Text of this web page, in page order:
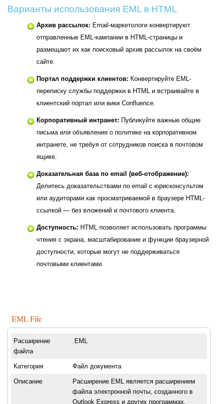
Варианты использования EML в HTML
Архив рассылок: Email-маркетологи конвертируют
отправленные EML-кампании в HTML-страницы и
размещают их как поисковый архив рассылок на своём
сайте.
Портал поддержки клиентов: Конвертируйте EML-
переписку службы поддержки в HTML и встраивайте в
клиентский портал или вики Confluence.
Корпоративный интранет: Публикуйте важные общие
письма или объявления о политике на корпоративном
интранете, не требуя от сотрудников поиска в почтовом
ящике.
Доказательная база по email (веб-отображение):
Делитесь доказательствами по email с юрисконсультом
или аудиторами как просматриваемой в браузере HTML-
ссылкой — без вложений и почтового клиента.
Доступность: HTML позволяет использовать программы
чтения с экрана, масштабирование и функции браузерной
доступности, которые могут не поддерживаться
почтовыми клиентами.
EML File
Расширение
файла
.EML
Категория Файл документа
Описание
Расширение EML является расширением
файла электронной почты, созданного в
Outlook Express и других программах.